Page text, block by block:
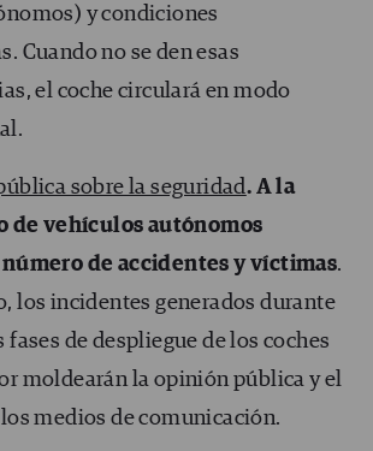
y condiciones
Cuando no se den esas
el coche circulará en modo
sobre la seguridad. A la
de vehículos autónomos
de accidentes y víctimas.
los incidentes generados durante
fases de despliegue de los coches
moldearán la opinión pública y el
medios de comunicación.